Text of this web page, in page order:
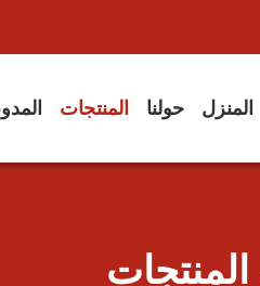
المنزل حولنا المنتجات